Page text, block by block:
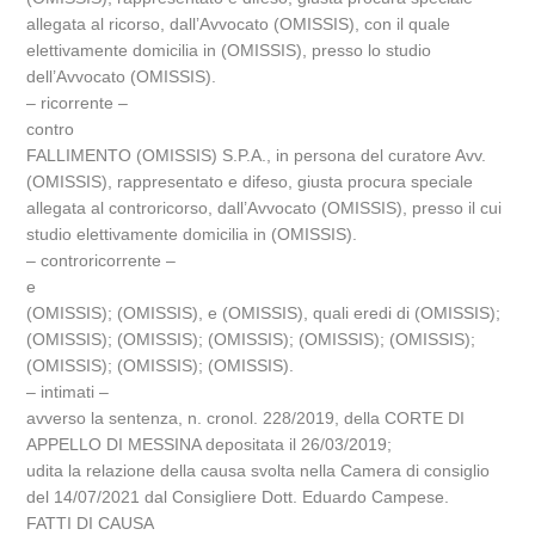
allegata al ricorso, dall’Avvocato (OMISSIS), con il quale
elettivamente domicilia in (OMISSIS), presso lo studio
dell’Avvocato (OMISSIS).
– ricorrente –
contro
FALLIMENTO (OMISSIS) S.P.A., in persona del curatore Avv.
(OMISSIS), rappresentato e difeso, giusta procura speciale
allegata al controricorso, dall’Avvocato (OMISSIS), presso il cui
studio elettivamente domicilia in (OMISSIS).
– controricorrente –
e
(OMISSIS); (OMISSIS), e (OMISSIS), quali eredi di (OMISSIS);
(OMISSIS); (OMISSIS); (OMISSIS); (OMISSIS); (OMISSIS);
(OMISSIS); (OMISSIS); (OMISSIS).
– intimati –
avverso la sentenza, n. cronol. 228/2019, della CORTE DI
APPELLO DI MESSINA depositata il 26/03/2019;
udita la relazione della causa svolta nella Camera di consiglio
del 14/07/2021 dal Consigliere Dott. Eduardo Campese.
FATTI DI CAUSA